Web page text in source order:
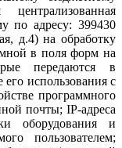
по адресу: 399430
д.4) на обработку
в поля форм на
передаются в
использования с
программного
почты; IP-адреса
оборудования и
пользователем;